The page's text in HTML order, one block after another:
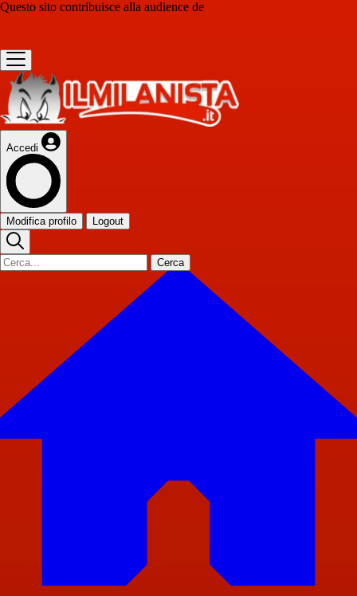
Questo sito contribuisce alla audience de
Accedi
Modifica profilo Logout
Cerca